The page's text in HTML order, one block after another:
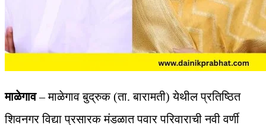
माळेगाव– माळेगाव बुद्रुक (ता. बारामती) येथील प्रतिष्ठित
शिवनगर विद्या प्रसारक मंडळात पवार परिवाराची नवी वर्णी